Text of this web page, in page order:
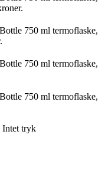
Intet tryk